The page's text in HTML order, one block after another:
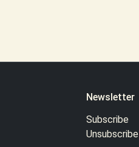
Newsletter
Subscribe
Unsubscribe